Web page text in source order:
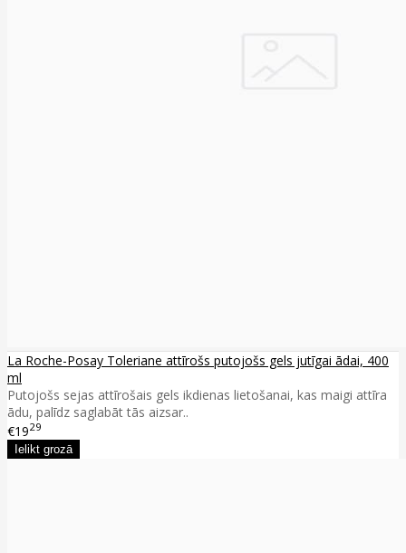
La Roche-Posay Toleriane attīrošs putojošs gels jutīgai ādai, 400
ml
Putojošs sejas attīrošais gels ikdienas lietošanai, kas maigi attīra
ādu, palīdz saglabāt tās aizsar..
€1929